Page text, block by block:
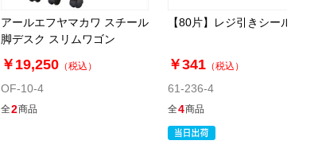
アールエフヤマカワ スチール
脚デスク スリムワゴン
￥19,250 （税込）
OF-10-4
全2商品
【80片】レジ引きシール
￥341 （税込）
61-236-4
全4商品